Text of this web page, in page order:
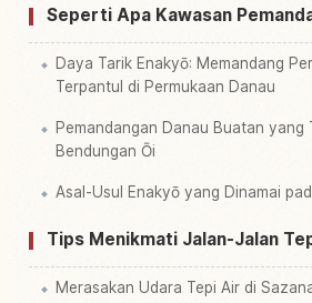
Cari aktivitas di Ngarai
Seperti Apa Kawasan
Daya Tarik Enakyō: Memandang
Terpantul di Permukaan Danau
Pemandangan Danau Buatan yang
Bendungan Ōi
Asal-Usul Enakyō yang Dinamai
Tips Menikmati Jalan-Jalan
Merasakan Udara Tepi Air di